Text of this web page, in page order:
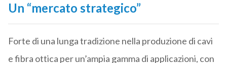
Un “mercato strategico”
Forte di una lunga tradizione nella produzione di cavi
e fibra ottica per un’ampia gamma di applicazioni, con